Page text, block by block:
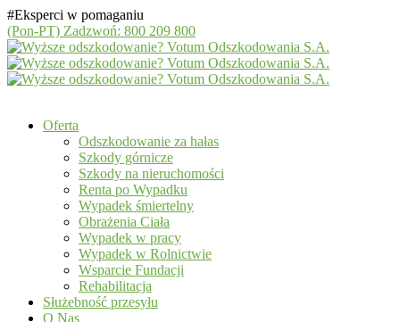
#Eksperci w pomaganiu
(Pon-PT) Zadzwoń: 800 209 800
Oferta
Odszkodowanie za hałas
Szkody górnicze
Szkody na nieruchomości
Renta po Wypadku
Wypadek śmiertelny
Obrażenia Ciała
Wypadek w pracy
Wypadek w Rolnictwie
Wsparcie Fundacji
Rehabilitacja
Służebność przesyłu
O Nas